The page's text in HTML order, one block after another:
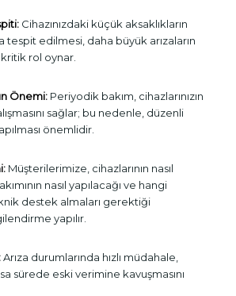
Cihazınızdaki küçük aksaklıkların
tespit edilmesi, daha büyük arızaların
rol oynar.
Önemi:Periyodik bakım, cihazlarınızın
sağlar; bu nedenle, düzenli
önemlidir.
Müşterilerimize, cihazlarının nasıl
nasıl yapılacağı ve hangi
destek almaları gerektiği
yapılır.
Arıza durumlarında hızlı müdahale,
sürede eski verimine kavuşmasını